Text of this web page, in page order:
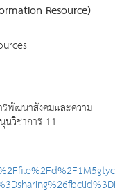
Resource)
พัฒนาสังคมและความ
นวิชาการ 11